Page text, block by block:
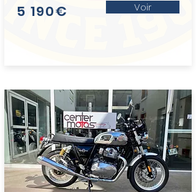
5 190€ Voir